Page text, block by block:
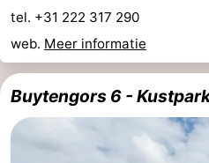
tel. +31 222 317 290
web. Meer informatie
Buytengors 6 -